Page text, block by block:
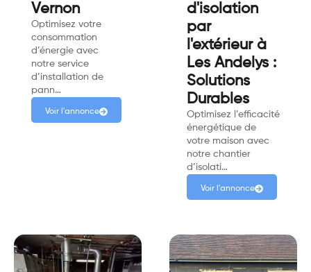
Vernon
Optimisez votre
consommation
d’énergie avec
notre service
d’installation de
pann…
Voir l'annonce
d'isolation
par
l'extérieur à
Les Andelys :
Solutions
Durables
Optimisez l’efficacité
énergétique de
votre maison avec
notre chantier
d’isolati…
Voir l'annonce